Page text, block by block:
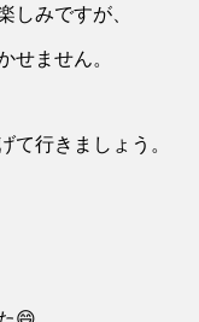
しみですが、
せません。
て行きましょう。